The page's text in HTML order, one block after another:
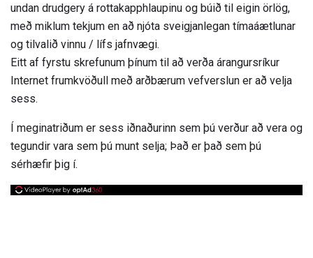
undan drudgery á rottakapphlaupinu og búið til eigin örlög,
með miklum tekjum en að njóta sveigjanlegan tímaáætlunar
og tilvalið vinnu / lífs jafnvægi.
Eitt af fyrstu skrefunum þínum til að verða árangursríkur
Internet frumkvöðull með arðbærum vefverslun er að velja
sess.
Í meginatriðum er sess iðnaðurinn sem þú verður að vera og
tegundir vara sem þú munt selja; Það er það sem þú
sérhæfir þig í.